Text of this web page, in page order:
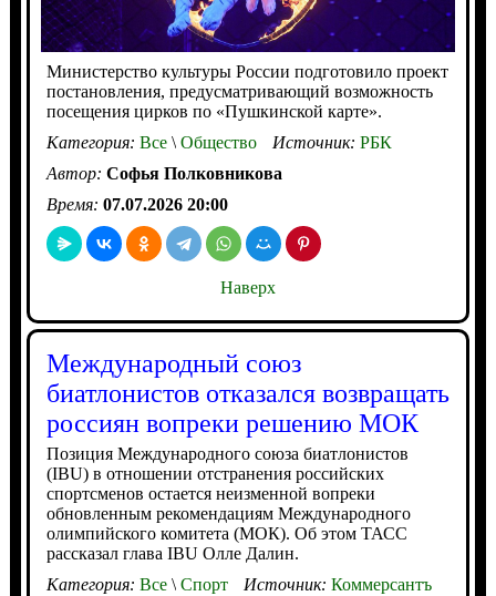
Министерство культуры России подготовило проект
постановления, предусматривающий возможность
посещения цирков по «Пушкинской карте».
Категория: Все\Общество Источник: РБК
Автор: Софья Полковникова
Время: 07.07.2026 20:00
Наверх
Международный союз
биатлонистов отказался возвращать
россиян вопреки решению МОК
Позиция Международного союза биатлонистов
(IBU) в отношении отстранения российских
спортсменов остается неизменной вопреки
обновленным рекомендациям Международного
олимпийского комитета (МОК). Об этом ТАСС
рассказал глава IBU Олле Далин.
Категория: Все\Спорт Источник: Коммерсантъ